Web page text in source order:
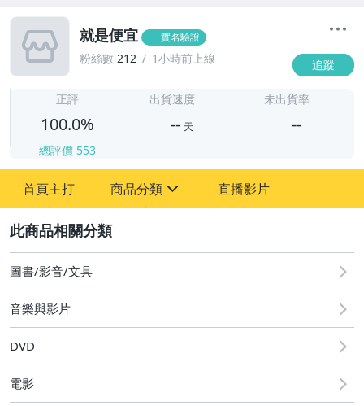
就是便宜 實名驗證
粉絲數 212 1小時前上線 追蹤
正評
100.0%
總評價 553
出貨速度
-- 天
未出貨率
--
首頁主打 商品分類
圖書/影音/文具
直播影片
圖書/影音/文具
音樂與影片
DVD
電影